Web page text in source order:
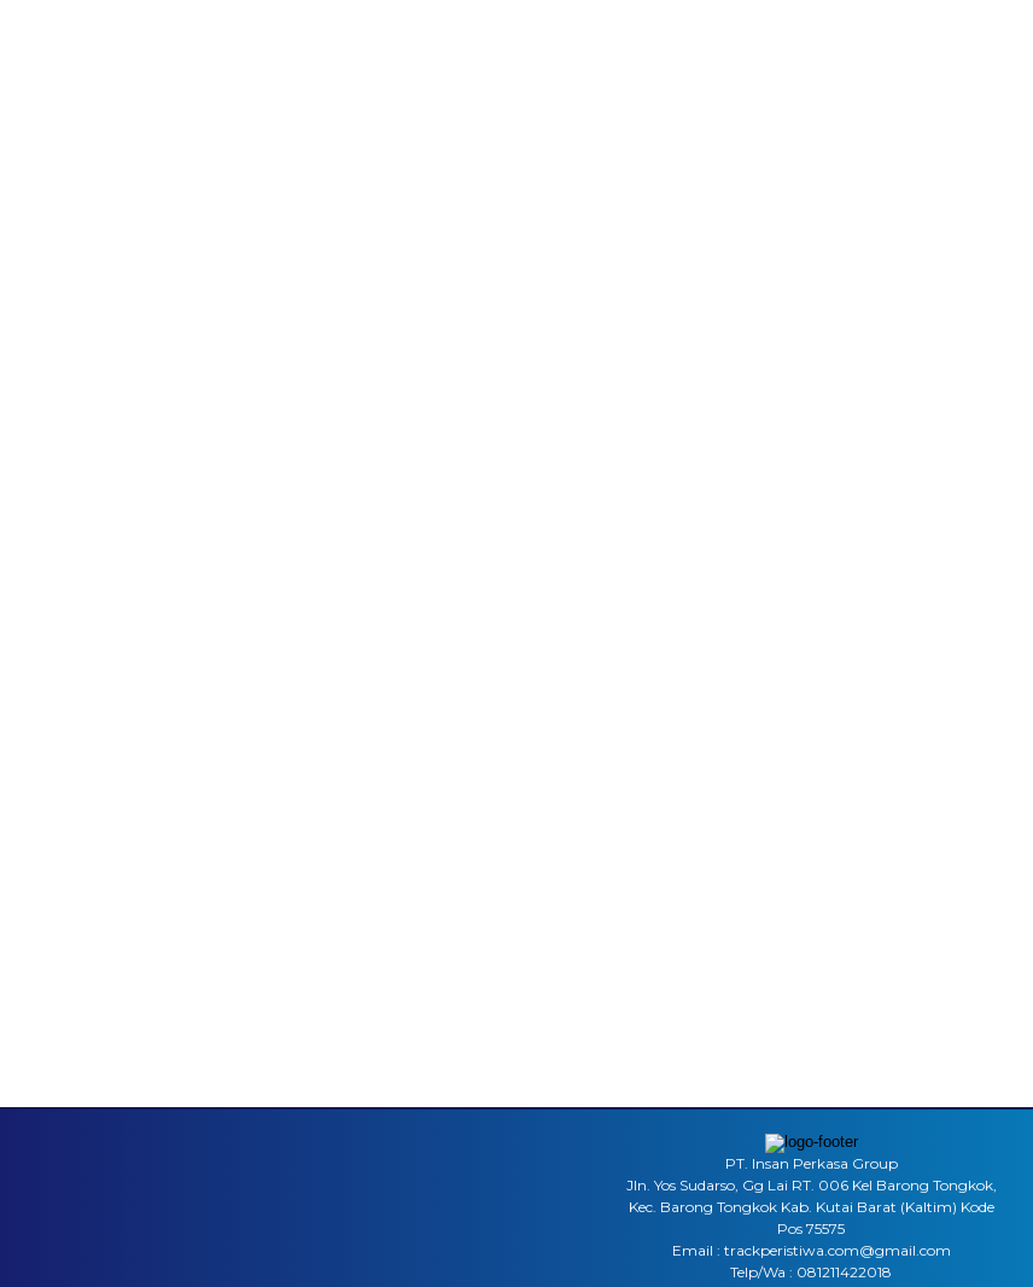
PT. Insan Perkasa Group
Jln. Yos Sudarso, Gg Lai RT. 006 Kel Barong Tongkok,
Kec. Barong Tongkok Kab. Kutai Barat (Kaltim) Kode
Pos 75575
Email : trackperistiwa.com@gmail.com
Telp/Wa : 081211422018